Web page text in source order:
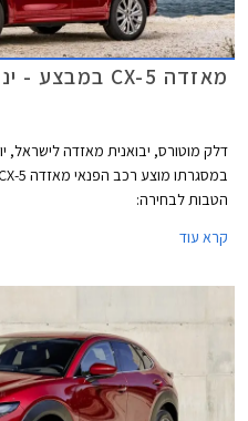
מאזדה CX-5 במבצע - ינואר 2025
הטבות לבחירה:
קרא עוד